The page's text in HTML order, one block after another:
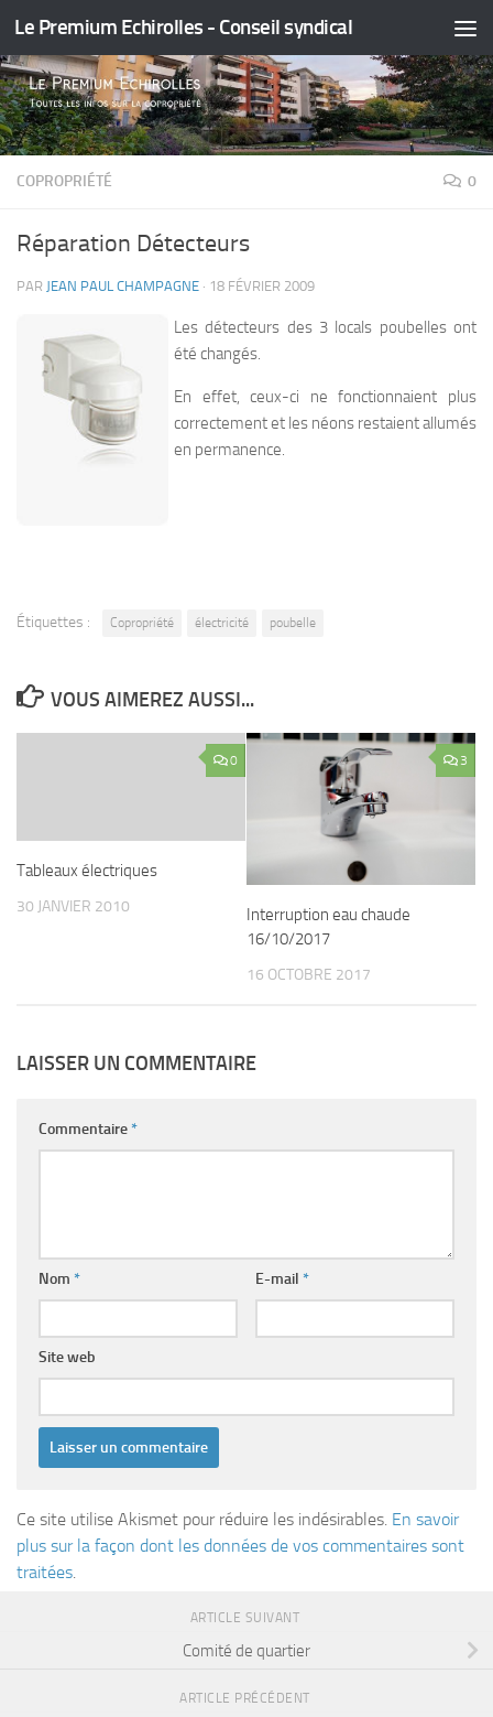
Skip to content
Le Premium Echirolles - Conseil syndical
COPROPRIÉTÉ 0
Réparation Détecteurs
PAR JEAN PAUL CHAMPAGNE · 18 FÉVRIER 2009
Les détecteurs des 3 locals poubelles ont
été changés.
En effet, ceux-ci ne fonctionnaient plus
correctement et les néons restaient allumés
en permanence.
Étiquettes : Copropriété électricité poubelle
VOUS AIMEREZ AUSSI...
0
Tableaux électriques
30 JANVIER 2010
3
Interruption eau chaude
16/10/2017
16 OCTOBRE 2017
LAISSER UN COMMENTAIRE
Commentaire*
Nom * E-mail *
Site web
Ce site utilise Akismet pour réduire les indésirables. En savoir
plus sur la façon dont les données de vos commentaires sont
traitées.
ARTICLE SUIVANT
Comité de quartier
ARTICLE PRÉCÉDENT